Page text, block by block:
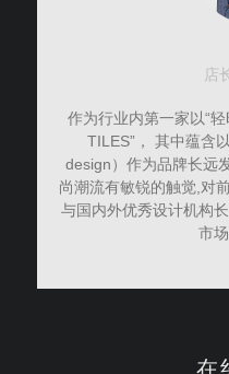
店
作为行业内第一家以“
TILES”， 其中蕴含
design）作为品牌长远
尚潮流有敏锐的触觉,对
与国内外优秀设计机构
市
在